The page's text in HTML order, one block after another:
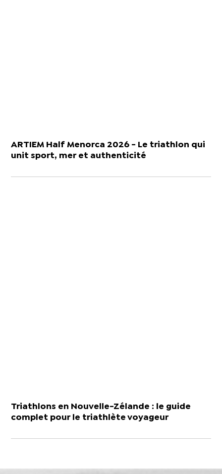
ARTIEM Half Menorca 2026 - Le triathlon qui
unit sport, mer et authenticité
Triathlons en Nouvelle-Zélande : le guide
complet pour le triathlète voyageur